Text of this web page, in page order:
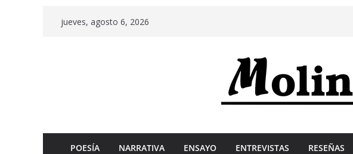
jueves, agosto 6, 2026
POESÍA NARRATIVA ENSAYO ENTREVISTAS RESEÑAS